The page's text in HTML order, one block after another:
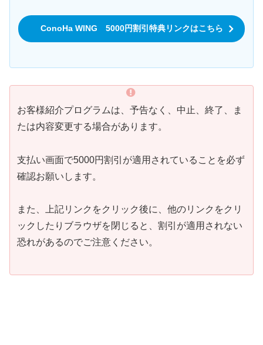
ConoHa WING 5000円割引特典リンクはこちら
お客様紹介プログラムは、予告なく、中止、終了、ま
たは内容変更する場合があります。
支払い画面で5000円割引が適用されていることを必ず
確認お願いします。
また、上記リンクをクリック後に、他のリンクをクリ
ックしたりブラウザを閉じると、割引が適用されない
恐れがあるのでご注意ください。